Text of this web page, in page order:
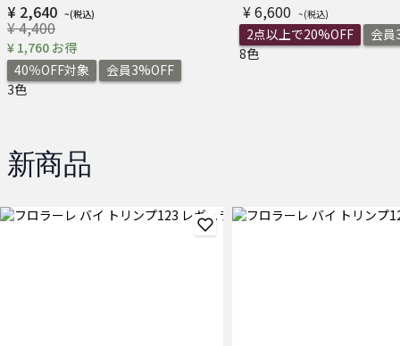
¥ 2,640
¥ 4,400
¥ 1,760 お得
40％OFF対象
会員3%OFF
3色
¥ 6,600
2点以上で20%OFF
会員
8色
新商品